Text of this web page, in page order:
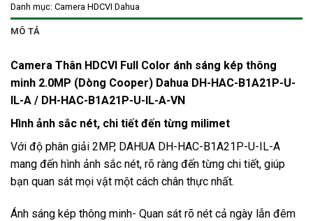
Danh mục: Camera HDCVI Dahua
MÔ TẢ
Camera Thân HDCVI Full Color ánh sáng kép thông
minh 2.0MP (Dòng Cooper) Dahua DH-HAC-B1A21P-U-
IL-A / DH-HAC-B1A21P-U-IL-A-VN
Hình ảnh sắc nét, chi tiết đến từng milimet
Với độ phân giải 2MP, DAHUA DH-HAC-B1A21P-U-IL-A
mang đến hình ảnh sắc nét, rõ ràng đến từng chi tiết, giúp
bạn quan sát mọi vật một cách chân thực nhất.
Ánh sáng kép thông minh- Quan sát rõ nét cả ngày lẫn đêm